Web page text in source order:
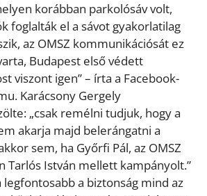
korábban parkolósáv volt,
foglalták el a sávot gyakorlatilag
az OMSZ kommunikációsát ez
Budapest első védett
viszont igen” – írta a Facebook-
Karácsony Gergely
„csak remélni tudjuk, hogy a
akarja majd belerángatni a
sem, ha Győrfi Pál, az OMSZ
Tarlós István mellett kampányolt.”
legfontosabb a biztonság mind az